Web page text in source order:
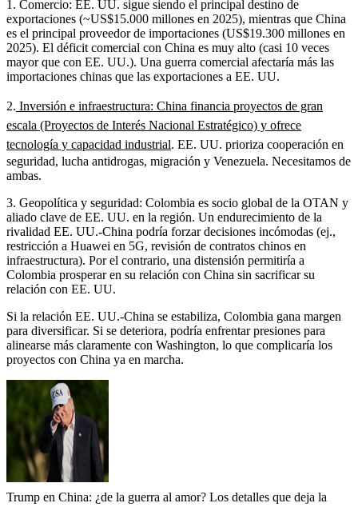
1. Comercio: EE. UU. sigue siendo el principal destino de
exportaciones (~US$15.000 millones en 2025), mientras que China
es el principal proveedor de importaciones (US$19.300 millones en
2025). El déficit comercial con China es muy alto (casi 10 veces
mayor que con EE. UU.). Una guerra comercial afectaría más las
importaciones chinas que las exportaciones a EE. UU.
2. Inversión e infraestructura: China financia proyectos de gran
escala (Proyectos de Interés Nacional Estratégico) y ofrece
tecnología y capacidad industrial. EE. UU. prioriza cooperación en
seguridad, lucha antidrogas, migración y Venezuela. Necesitamos de
ambas.
3. Geopolítica y seguridad: Colombia es socio global de la OTAN y
aliado clave de EE. UU. en la región. Un endurecimiento de la
rivalidad EE. UU.-China podría forzar decisiones incómodas (ej.,
restricción a Huawei en 5G, revisión de contratos chinos en
infraestructura). Por el contrario, una distensión permitiría a
Colombia prosperar en su relación con China sin sacrificar su
relación con EE. UU.
Si la relación EE. UU.-China se estabiliza, Colombia gana margen
para diversificar. Si se deteriora, podría enfrentar presiones para
alinearse más claramente con Washington, lo que complicaría los
proyectos con China ya en marcha.
Trump en China: ¿de la guerra al amor? Los detalles que deja la